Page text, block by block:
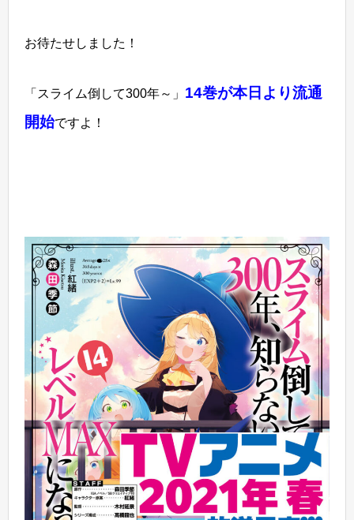
お待たせしました！
「スライム倒して300年～」 14巻が本日より流通
開始ですよ！